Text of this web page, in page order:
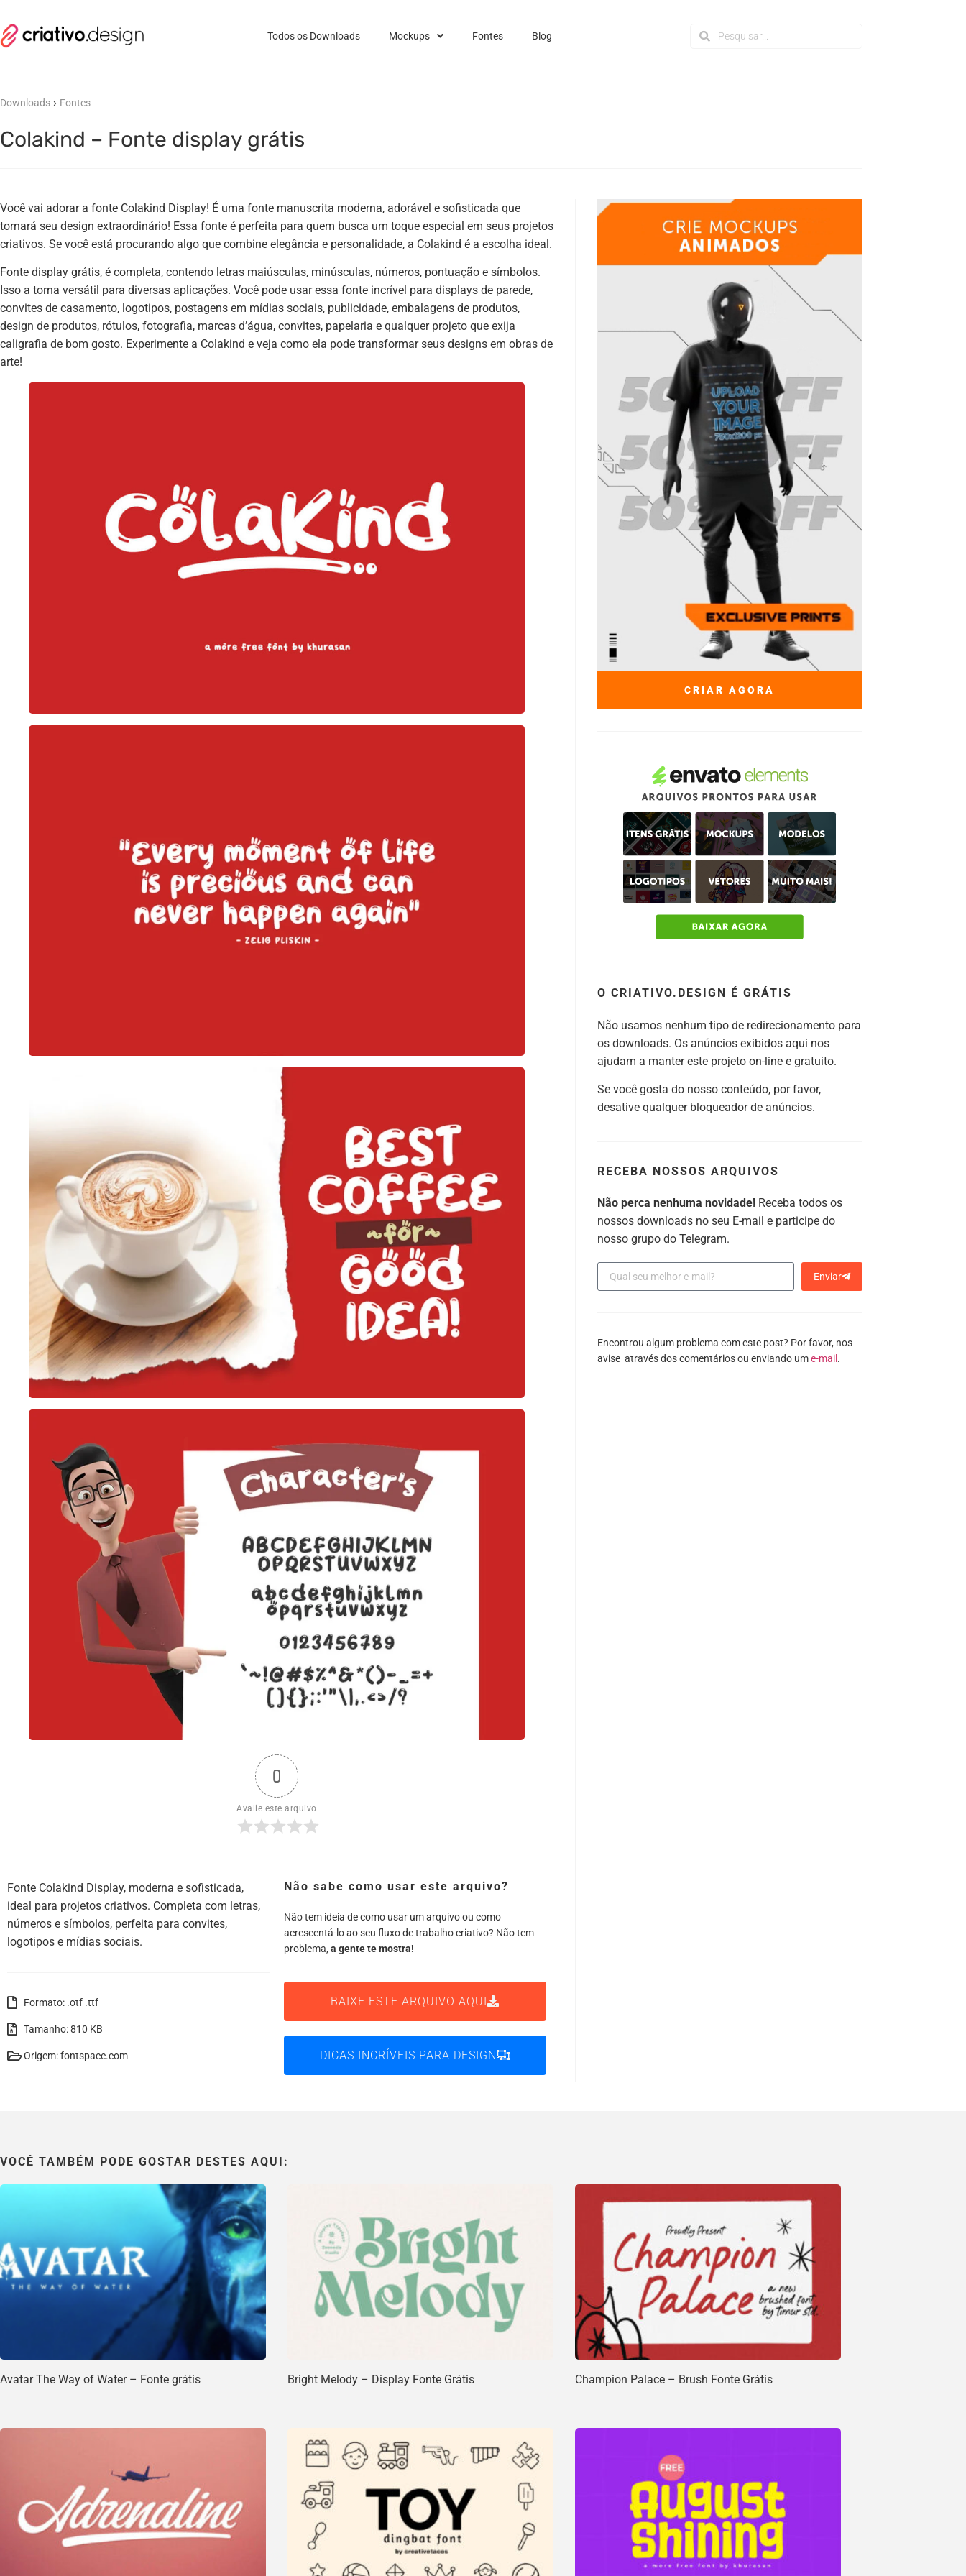
Todos os Downloads Mockups Fontes Blog
Downloads › Fontes
Colakind – Fonte display grátis
Você vai adorar a fonte Colakind Display! É uma fonte manuscrita moderna, adorável e sofisticada que
tornará seu design extraordinário! Essa fonte é perfeita para quem busca um toque especial em seus projetos
criativos. Se você está procurando algo que combine elegância e personalidade, a Colakind é a escolha ideal.
Fonte display grátis, é completa, contendo letras maiúsculas, minúsculas, números, pontuação e símbolos.
Isso a torna versátil para diversas aplicações. Você pode usar essa fonte incrível para displays de parede,
convites de casamento, logotipos, postagens em mídias sociais, publicidade, embalagens de produtos,
design de produtos, rótulos, fotografia, marcas d’água, convites, papelaria e qualquer projeto que exija
caligrafia de bom gosto. Experimente a Colakind e veja como ela pode transformar seus designs em obras de
arte!
0
Avalie este arquivo
Fonte Colakind Display, moderna e sofisticada,
ideal para projetos criativos. Completa com letras,
números e símbolos, perfeita para convites,
logotipos e mídias sociais.
Formato: .otf .ttf
Tamanho: 810 KB
Origem: fontspace.com
Não sabe como usar este arquivo?
Não tem ideia de como usar um arquivo ou como
acrescentá-lo ao seu fluxo de trabalho criativo? Não tem
problema, a gente te mostra!
BAIXE ESTE ARQUIVO AQUI
DICAS INCRÍVEIS PARA DESIGN
CRIAR AGORA
O CRIATIVO.DESIGN É GRÁTIS
Não usamos nenhum tipo de redirecionamento para
os downloads. Os anúncios exibidos aqui nos
ajudam a manter este projeto on-line e gratuito.
Se você gosta do nosso conteúdo, por favor,
desative qualquer bloqueador de anúncios.
RECEBA NOSSOS ARQUIVOS
Não perca nenhuma novidade!Receba todos os
nossos downloads no seu E-mail e participe do
nosso grupo do Telegram.
Enviar
Encontrou algum problema com este post? Por favor, nos
avise através dos comentários ou enviando ume-mail .
VOCÊ TAMBÉM PODE GOSTAR DESTES AQUI:
Avatar The Way of Water – Fonte grátis Bright Melody – Display Fonte Grátis Champion Palace – Brush Fonte Grátis